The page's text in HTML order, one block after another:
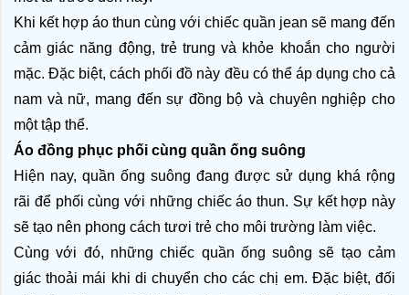
Khi kết hợp áo thun cùng với chiếc quần jean sẽ mang đến
cảm giác năng động, trẻ trung và khỏe khoắn cho người
mặc. Đặc biệt, cách phối đồ này đều có thể áp dụng cho cả
nam và nữ, mang đến sự đồng bộ và chuyên nghiệp cho
một tập thể.
Áo đồng phục phối cùng quần ống suông
Hiện nay, quần ống suông đang được sử dụng khá rộng
rãi để phối cùng với những chiếc áo thun. Sự kết hợp này
sẽ tạo nên phong cách tươi trẻ cho môi trường làm việc.
Cùng với đó, những chiếc quần ống suông sẽ tạo cảm
giác thoải mái khi di chuyển cho các chị em. Đặc biệt, đối